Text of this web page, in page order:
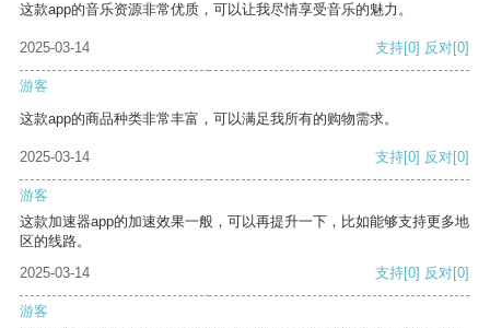
这款app的音乐资源非常优质，可以让我尽情享受音乐的魅力。
2025-03-14 支持[0] 反对[0]
游客
这款app的商品种类非常丰富，可以满足我所有的购物需求。
2025-03-14 支持[0] 反对[0]
游客
这款加速器app的加速效果一般，可以再提升一下，比如能够支持更多地
区的线路。
2025-03-14
支持[0] 反对[0]
游客